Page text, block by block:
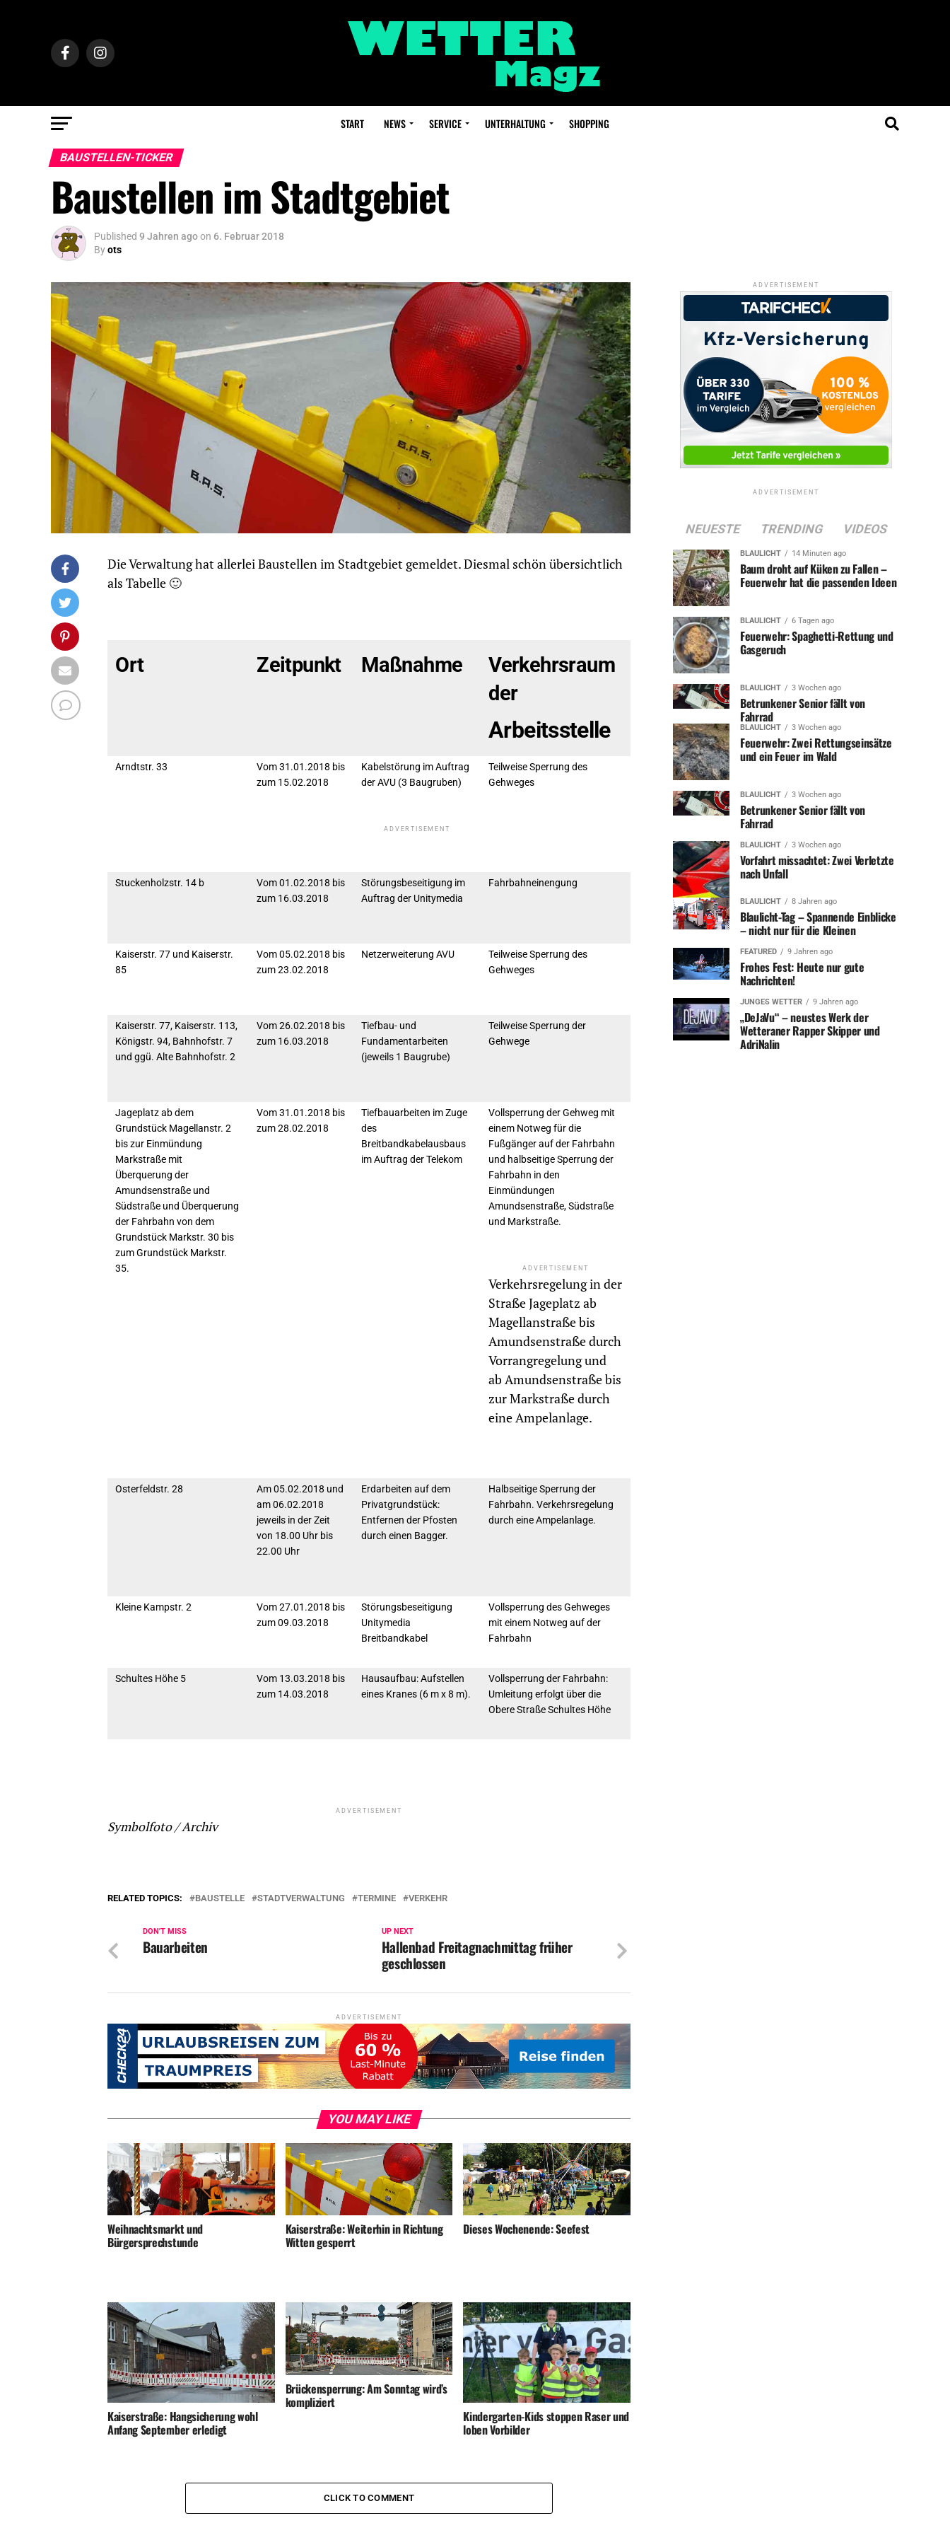
START NEWS SERVICE UNTERHALTUNG SHOPPING
BAUSTELLEN-TICKER
Baustellen im Stadtgebiet
Published 9 Jahren agoon 6. Februar 2018
Byots
Die Verwaltung hat allerlei Baustellen im Stadtgebiet gemeldet. Diesmal schön übersichtlich
als Tabelle 🙂
Ort Zeitpunkt Maßnahme
Verkehrsraum
der
Arbeitsstelle
Arndtstr. 33
Vom 31.01.2018 bis
zum 15.02.2018
Kabelstörung im Auftrag
der AVU (3 Baugruben)
ADVERTISEMENT
Teilweise Sperrung des
Gehweges
Stuckenholzstr. 14 b
Vom 01.02.2018 bis
zum 16.03.2018
Störungsbeseitigung im
Auftrag der Unitymedia
Fahrbahneinengung
Kaiserstr. 77 und Kaiserstr.
85
Vom 05.02.2018 bis
zum 23.02.2018
Netzerweiterung AVU
Teilweise Sperrung des
Gehweges
Kaiserstr. 77, Kaiserstr. 113,
Königstr. 94, Bahnhofstr. 7
und ggü. Alte Bahnhofstr. 2
Vom 26.02.2018 bis
zum 16.03.2018
Tiefbau- und
Fundamentarbeiten
(jeweils 1 Baugrube)
Teilweise Sperrung der
Gehwege
Jageplatz ab dem
Grundstück Magellanstr. 2
bis zur Einmündung
Markstraße mit
Überquerung der
Amundsenstraße und
Südstraße und Überquerung
der Fahrbahn von dem
Grundstück Markstr. 30 bis
zum Grundstück Markstr.
35.
Vom 31.01.2018 bis
zum 28.02.2018
Tiefbauarbeiten im Zuge
des
Breitbandkabelausbaus
im Auftrag der Telekom
Vollsperrung der Gehweg mit
einem Notweg für die
Fußgänger auf der Fahrbahn
und halbseitige Sperrung der
Fahrbahn in den
Einmündungen
Amundsenstraße, Südstraße
und Markstraße.
ADVERTISEMENT
Verkehrsregelung in der
Straße Jageplatz ab
Magellanstraße bis
Amundsenstraße durch
Vorrangregelung und
ab Amundsenstraße bis
zur Markstraße durch
eine Ampelanlage.
Osterfeldstr. 28
Am 05.02.2018 und
am 06.02.2018
jeweils in der Zeit
von 18.00 Uhr bis
22.00 Uhr
Erdarbeiten auf dem
Privatgrundstück:
Entfernen der Pfosten
durch einen Bagger.
Halbseitige Sperrung der
Fahrbahn. Verkehrsregelung
durch eine Ampelanlage.
Kleine Kampstr. 2
Vom 27.01.2018 bis
zum 09.03.2018
Störungsbeseitigung
Unitymedia
Breitbandkabel
Vollsperrung des Gehweges
mit einem Notweg auf der
Fahrbahn
Schultes Höhe 5
Vom 13.03.2018 bis
zum 14.03.2018
Hausaufbau: Aufstellen
eines Kranes (6 m x 8 m).
Vollsperrung der Fahrbahn:
Umleitung erfolgt über die
Obere Straße Schultes Höhe
ADVERTISEMENT
Symbolfoto / Archiv
RELATED TOPICS: BAUSTELLE STADTVERWALTUNG TERMINE VERKEHR
UP NEXT
Hallenbad Freitagnachmittag früher
geschlossen
DON'T MISS
Bauarbeiten
ADVERTISEMENT
YOU MAY LIKE
Weihnachtsmarkt und
Bürgersprechstunde
Kaiserstraße: Weiterhin in Richtung
Witten gesperrt
Dieses Wochenende: Seefest
Kaiserstraße: Hangsicherung wohl
Anfang September erledigt
Brückensperrung: Am Sonntag wird’s
kompliziert
Kindergarten-Kids stoppen Raser und
loben Vorbilder
CLICK TO COMMENT
ADVERTISEMENT
ADVERTISEMENT
NEUESTE TRENDING VIDEOS
BLAULICHT 14 Minuten ago
Baum droht auf Küken zu Fallen –
Feuerwehr hat die passenden Ideen
BLAULICHT 6 Tagen ago
Feuerwehr: Spaghetti-Rettung und
Gasgeruch
BLAULICHT 3 Wochen ago
Betrunkener Senior fällt von
Fahrrad
BLAULICHT 3 Wochen ago
Feuerwehr: Zwei Rettungseinsätze
und ein Feuer im Wald
BLAULICHT 3 Wochen ago
Betrunkener Senior fällt von
Fahrrad
BLAULICHT 3 Wochen ago
Vorfahrt missachtet: Zwei Verletzte
nach Unfall
BLAULICHT 8 Jahren ago
Blaulicht-Tag – Spannende Einblicke
– nicht nur für die Kleinen
FEATURED 9 Jahren ago
Frohes Fest: Heute nur gute
Nachrichten!
JUNGES WETTER 9 Jahren ago
„DeJaVu“ – neustes Werk der
Wetteraner Rapper Skipper und
AdriNalin